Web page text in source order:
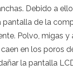
Debido a
pantalla de la
Polvo, migas y
en los poros
la pantalla